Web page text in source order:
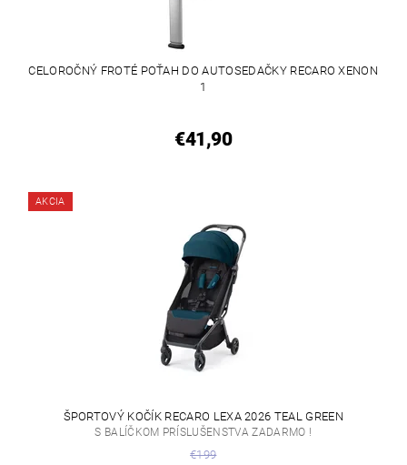
CELOROČNÝ FROTÉ POŤAH DO AUTOSEDAČKY RECARO XENON
1
€41,90
AKCIA
ŠPORTOVÝ KOČÍK RECARO LEXA 2026 TEAL GREEN
S BALÍČKOM PRÍSLUŠENSTVA ZADARMO !
€199